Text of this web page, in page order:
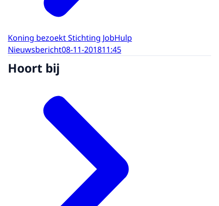
Koning bezoekt Stichting JobHulp
Nieuwsbericht08-11-201811:45
Hoort bij